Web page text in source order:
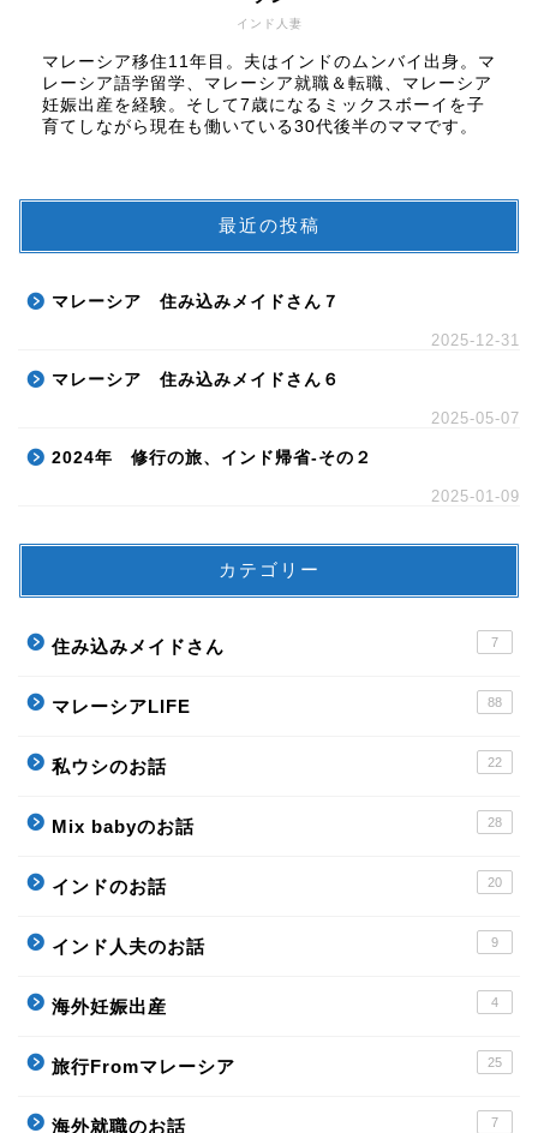
インド人妻
マレーシア移住11年目。夫はインドのムンバイ出身。マ
レーシア語学留学、マレーシア就職＆転職、マレーシア
妊娠出産を経験。そして7歳になるミックスボーイを子
育てしながら現在も働いている30代後半のママです。
最近の投稿
マレーシア 住み込みメイドさん７
2025-12-31
マレーシア 住み込みメイドさん６
2025-05-07
2024年 修行の旅、インド帰省-その２
2025-01-09
カテゴリー
住み込みメイドさん 7
マレーシアLIFE 88
私ウシのお話 22
Mix babyのお話 28
インドのお話 20
インド人夫のお話 9
海外妊娠出産 4
旅行Fromマレーシア 25
海外就職のお話 7